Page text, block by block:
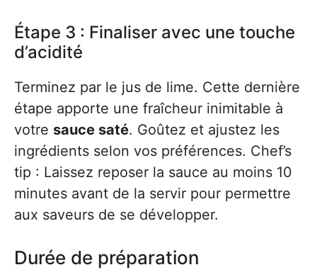
Étape 3 : Finaliser avec une touche
d’acidité
Terminez par le jus de lime. Cette dernière
étape apporte une fraîcheur inimitable à
votre sauce saté. Goûtez et ajustez les
ingrédients selon vos préférences. Chef’s
tip : Laissez reposer la sauce au moins 10
minutes avant de la servir pour permettre
aux saveurs de se développer.
Durée de préparation